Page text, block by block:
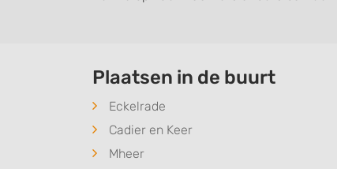
Plaatsen in de buurt
Eckelrade
Cadier en Keer
Mheer